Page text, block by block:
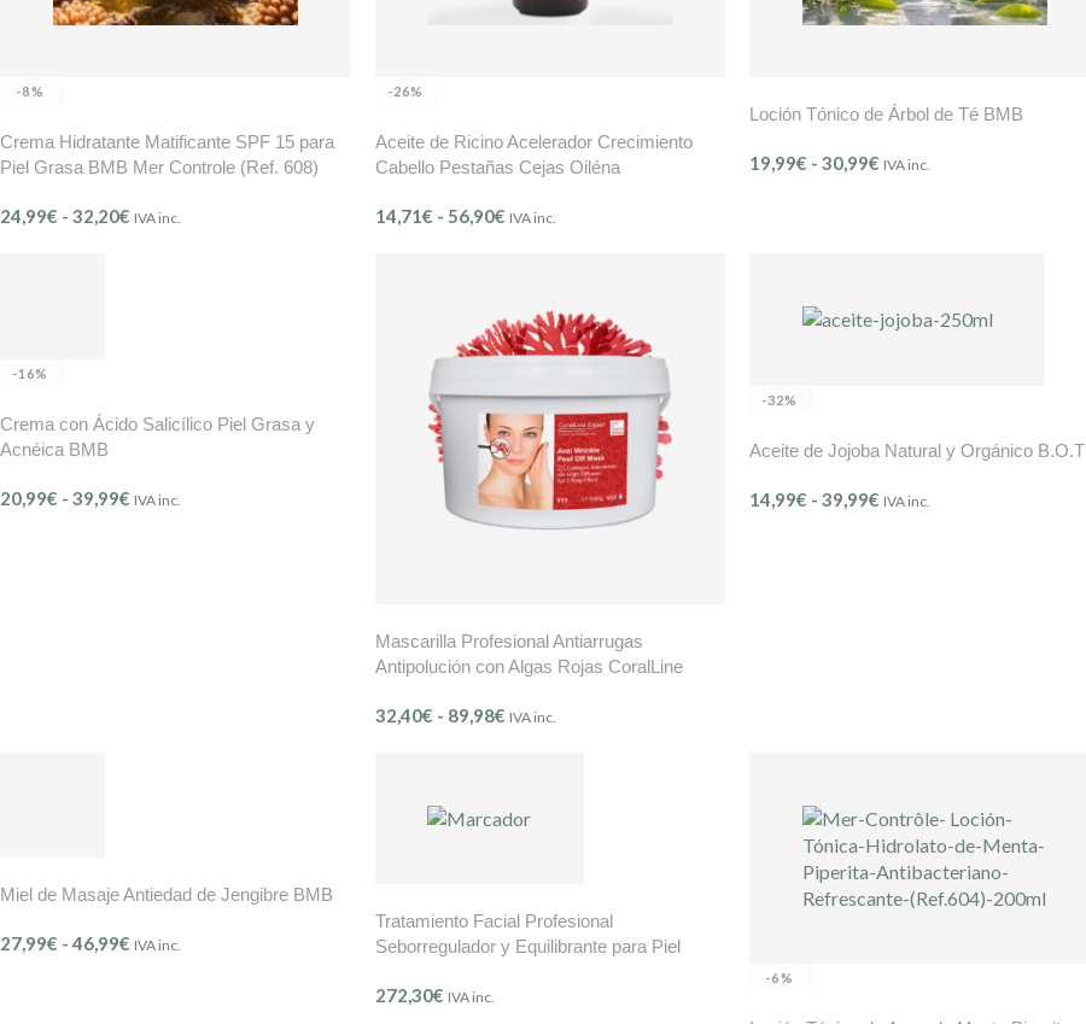
-8%
Crema Hidratante Matificante SPF 15 para
Piel Grasa BMB Mer Controle (Ref. 608)
24,99€ - 32,20€ IVA inc.
-26%
Aceite de Ricino Acelerador Crecimiento
Cabello Pestañas Cejas Oiléna
14,71€ - 56,90€ IVA inc.
Loción Tónico de Árbol de Té BMB
19,99€ - 30,99€ IVA inc.
-16%
Crema con Ácido Salicílico Piel Grasa y
Acnéica BMB
20,99€ - 39,99€ IVA inc.
Mascarilla Profesional Antiarrugas
Antipolución con Algas Rojas CoralLine
32,40€ - 89,98€ IVA inc.
-32%
Aceite de Jojoba Natural y Orgánico B.O.T
14,99€ - 39,99€ IVA inc.
Miel de Masaje Antiedad de Jengibre BMB
27,99€ - 46,99€ IVA inc.
Tratamiento Facial Profesional
Seborregulador y Equilibrante para Piel
Bretania Mer Controle KP600
272,30€ IVA inc.
-6%